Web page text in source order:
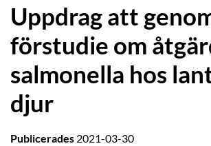
Uppdrag att
förstudie om
salmonella hos
djur
Publicerades 2021-03-30